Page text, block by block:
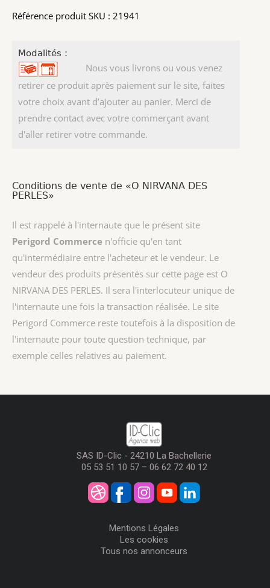
Référence produit SKU : 21941
Modalités :
Nous vous livrons ou vous venez
retirer ce produit après paiement sur le site, faites
votre choix avant d’ajouter au panier. Merci de
prendre contact avec votre commerçant avant
d'aller retirer votre commande.
Conditions de vente de «O NIRVANA DES
PERLES»
Il est rappelé à l'internaute que le présent site
Perigord Commerce n'officie qu'en tant
qu'intermédiaire entre l'acheteur et le vendeur. Le
vendeur des produits présentés sur cette page est O
NIRVANA DES PERLES. Il sera l'interlocuteur unique de
l'internaute une fois la transaction réalisée. Le site
Perigord Commerce reste toutefois à la disposition de
l'internaute pour toute question technique, par
exemple celles relatives au paiement.
SAS ID-Clic - 24210 La Bachellerie
05 53 51 10 57 – 06 62 72 40 12
Mentions Légales
Les cookies
Tous nos annonceurs